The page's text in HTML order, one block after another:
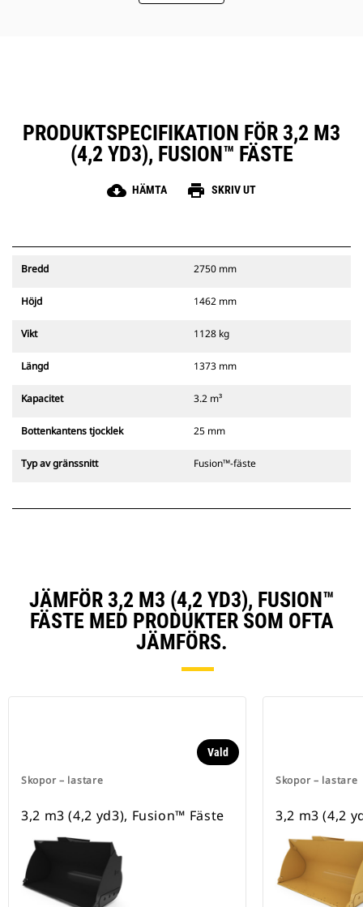
PRODUKTSPECIFIKATION FÖR 3,2 M3
(4,2 YD3), FUSION™ FÄSTE
cloud_download HÄMTA print SKRIV UT
Bredd 2750 mm
Höjd 1462 mm
Vikt 1128 kg
Längd 1373 mm
Kapacitet 3.2 m³
Bottenkantens tjocklek 25 mm
Typ av gränssnitt Fusion™-fäste
JÄMFÖR 3,2 M3 (4,2 YD3), FUSION™
FÄSTE MED PRODUKTER SOM OFTA
JÄMFÖRS.
Skopor – lastare
Vald
3,2 m3 (4,2 yd3), Fusion™ Fäste
Skopor – lastare
3,2 m3 (4,2